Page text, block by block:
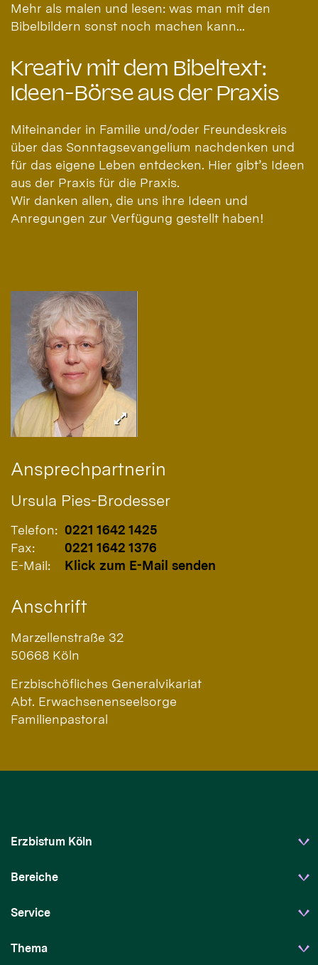
Mehr als malen und lesen: was man mit den
Bibelbildern sonst noch machen kann...
Kreativ mit dem Bibeltext:
Ideen-Börse aus der Praxis
Miteinander in Familie und/oder Freundeskreis
über das Sonntagsevangelium nachdenken und
für das eigene Leben entdecken. Hier gibt’s Ideen
aus der Praxis für die Praxis.
Wir danken allen, die uns ihre Ideen und
Anregungen zur Verfügung gestellt haben!
Ansprechpartnerin
Ursula Pies-Brodesser
Telefon: 0221 1642 1425
Fax:
0221 1642 1376
E-Mail:
Klick zum E-Mail senden
Anschrift
Marzellenstraße 32
50668 Köln
Erzbischöfliches Generalvikariat
Abt. Erwachsenenseelsorge
Familienpastoral
Erzbistum Köln
Bereiche
Service
Thema